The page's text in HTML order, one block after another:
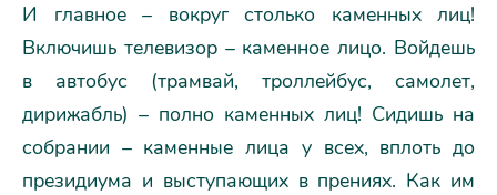
И главное – вокруг столько каменных лиц!
Включишь телевизор – каменное лицо. Войдешь
в автобус (трамвай, троллейбус, самолет,
дирижабль) – полно каменных лиц! Сидишь на
собрании – каменные лица у всех, вплоть до
президиума и выступающих в прениях. Как им